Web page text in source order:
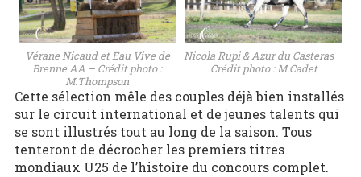
Vérane Nicaud et Eau Vive de
Brenne AA – Crédit photo :
M.Thompson
Nicola Rupi & Azur du Casteras –
Crédit photo : M.Cadet
Cette sélection mêle des couples déjà bien installés
sur le circuit international et de jeunes talents qui
se sont illustrés tout au long de la saison. Tous
tenteront de décrocher les premiers titres
mondiaux U25 de l’histoire du concours complet.